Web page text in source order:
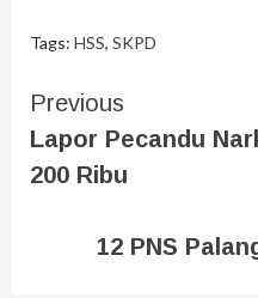
Tags: HSS, SKPD
Previous
Lapor Pecandu
200 Ribu
12 PNS